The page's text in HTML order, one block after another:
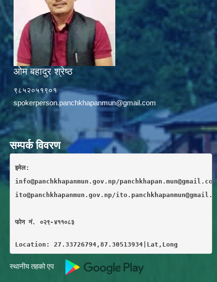
ओम बहादुर श्रेष्ठ
९८५२०५१९०१
spokerperson.panchkhapanmun@gmail.com
सम्पर्क विवरण
इमेल:
info@panchkhapanmun.gov.np/
ito@panchkhapanmun.gov.np/
फाेन नं. ०२९-४११०८३
Location: 27.33726794,87.30513934|Lat,Long
स्थानीय तहको एप